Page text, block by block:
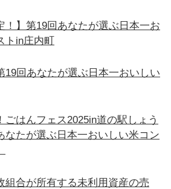
！】第19回あなたが選ぶ日本一お
トin庄内町
19回あなたが選ぶ日本一おいしい
ごはんフェス2025in道の駅しょう
なたが選ぶ日本一おいしい米コン
組合が所有する未利用資産の売